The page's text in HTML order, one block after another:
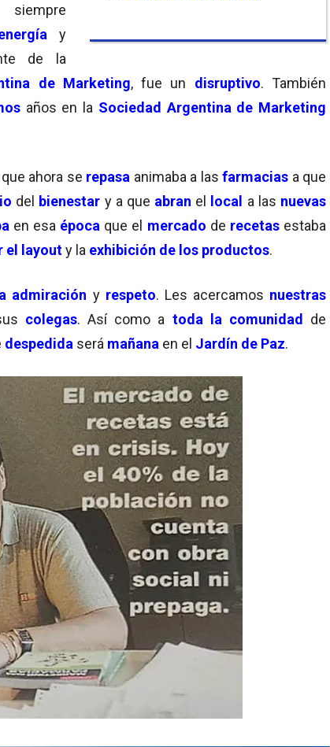
y
de la
de Marketing, fue un disruptivo. También
años en la Sociedad Argentina de Marketing
que ahora se repasa animaba a lasfarmacias a que
del bienestar y a que abran el local a las nuevas
en esa época que el mercado de recetas estaba
el layouty la exhibición de los productos.
admiración y respeto. Les acercamos nuestras
colegas. Así como a toda la comunidad de
despedida será mañana en el Jardín de Paz.